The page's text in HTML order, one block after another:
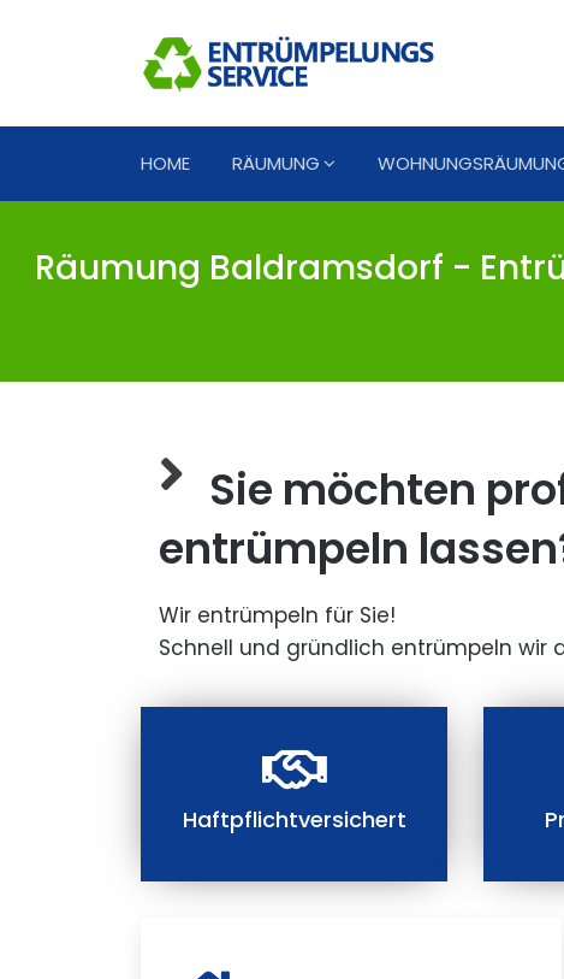
HOME RÄUMUNG
Räumung Baldramsdorf -
Sie möchten
entrümpeln
Wir entrümpeln für Sie!
Schnell und gründlich entrümpeln wir
Haftpflichtversichert